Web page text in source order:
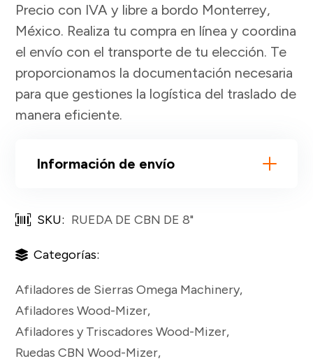
Precio con IVA y libre a bordo Monterrey,
México. Realiza tu compra en línea y coordina
el envío con el transporte de tu elección. Te
proporcionamos la documentación necesaria
para que gestiones la logística del traslado de
manera eficiente.
Información de envío
SKU: RUEDA DE CBN DE 8"
Categorías:
Afiladores de Sierras Omega Machinery,
Afiladores Wood-Mizer,
Afiladores y Triscadores Wood-Mizer,
Ruedas CBN Wood-Mizer,